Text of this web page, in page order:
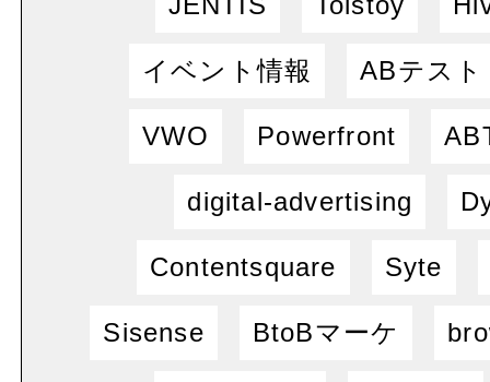
イベント情報 ABテスト
VWO Powerfront
digital-advertising
Contentsquare Syte
Sisense BtoBマーケ